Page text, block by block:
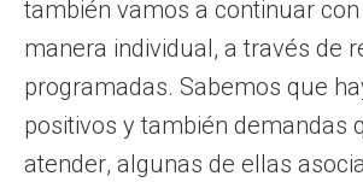
también vamos a continuar
manera individual, a través de
programadas. Sabemos que
positivos y también demandas
atender, algunas de ellas